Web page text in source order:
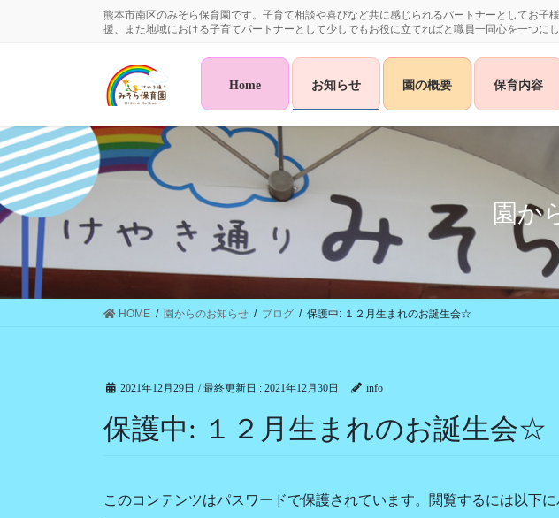
移
動
ン
に
移
動
熊本市南区のみそら保育園です。子育て相談や喜びなど共に感じられるパートナーとしてお
援、また地域における子育てパートナーとして少しでもお役に立てればと職員一同心を一つに
Home お知らせ 園の概要 保育内容
園か
HOME 園からのお知らせ ブログ 保護中: １２月生まれのお誕生会☆
2021年12月29日 / 最終更新日 : 2021年12月30日 info
保護中: １２月生まれのお誕生会☆
このコンテンツはパスワードで保護されています。閲覧するには以下